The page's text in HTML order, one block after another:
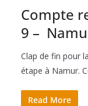
Compte
9 –
Clap de fin pour
étape à Namur.
Read More